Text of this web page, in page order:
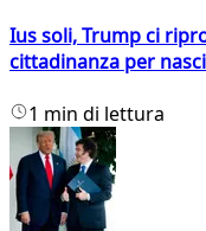
Ius soli, Trump ci
cittadinanza per
1 min di lettura